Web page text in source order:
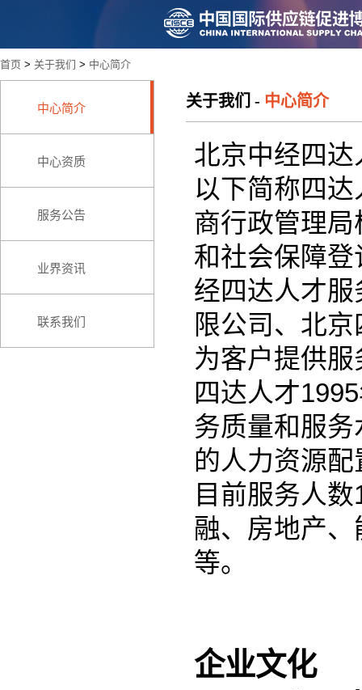
首页 > 关于我们 > 中心简介
中心简介
中心资质
服务公告
业界资讯
联系我们
关于我们 - 中心简介
北京中经四
以下简称四
商行政管理
和社会保障
经四达人才
限公司、北
为客户提供
四达人才
务质量和服
的人力资源
目前服务人
融、房地产
等。
企业文化